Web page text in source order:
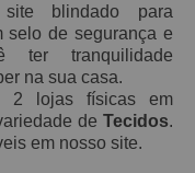
blindado para
selo de segurança e
ter tranquilidade
na sua casa.
2 lojas físicas em
de Tecidos.
em nosso site.